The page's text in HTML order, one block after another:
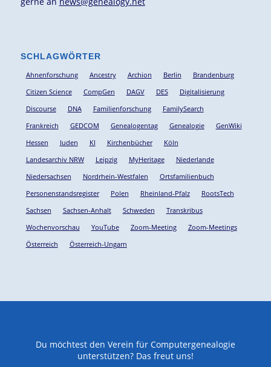
SCHLAGWÖRTER
Ahnenforschung Ancestry Archion Berlin
Brandenburg
Citizen Science
CompGen DAGV DES
Digitalisierung
Discourse
DNA Familienforschung
FamilySearch
Frankreich
GEDCOM Genealogentag Genealogie
GenWiki
Hessen
Juden KI Kirchenbücher
Köln
Landesarchiv NRW
Leipzig MyHeritage
Niederlande
Niedersachsen
Nordrhein-Westfalen
Ortsfamilienbuch
Personenstandsregister
Polen Rheinland-Pfalz
RootsTech
Sachsen
Sachsen-Anhalt Schweden
Transkribus
Wochenvorschau
YouTube Zoom-Meeting
Zoom-Meetings
Österreich
Österreich-Ungarn
Du möchtest den Verein für Computergenealogie
unterstützen? Das freut uns!